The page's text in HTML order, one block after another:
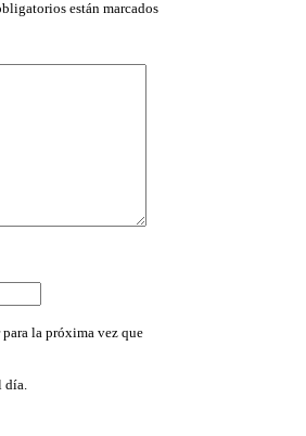
están marcados
la próxima vez que
día.